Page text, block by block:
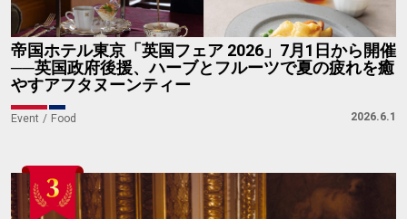
帝国ホテル東京「英国フェア 2026」7月1日から開催
──英国政府後援、ハーブとフルーツで夏の疲れを癒
やすアフタヌーンティー
Event Food 2026.6.1